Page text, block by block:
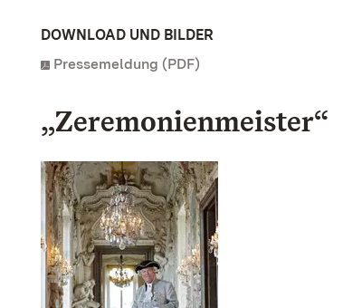
DOWNLOAD UND BILDER
Pressemeldung (PDF)
„Zeremonienmeister“